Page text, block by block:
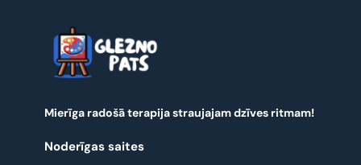
Mierīga radošā terapija straujajam dzīves ritmam!
Noderīgas saites